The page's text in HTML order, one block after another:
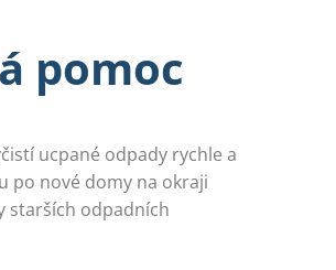
pomoc
ucpané odpady rychle a
po nové domy na okraji
starších odpadních